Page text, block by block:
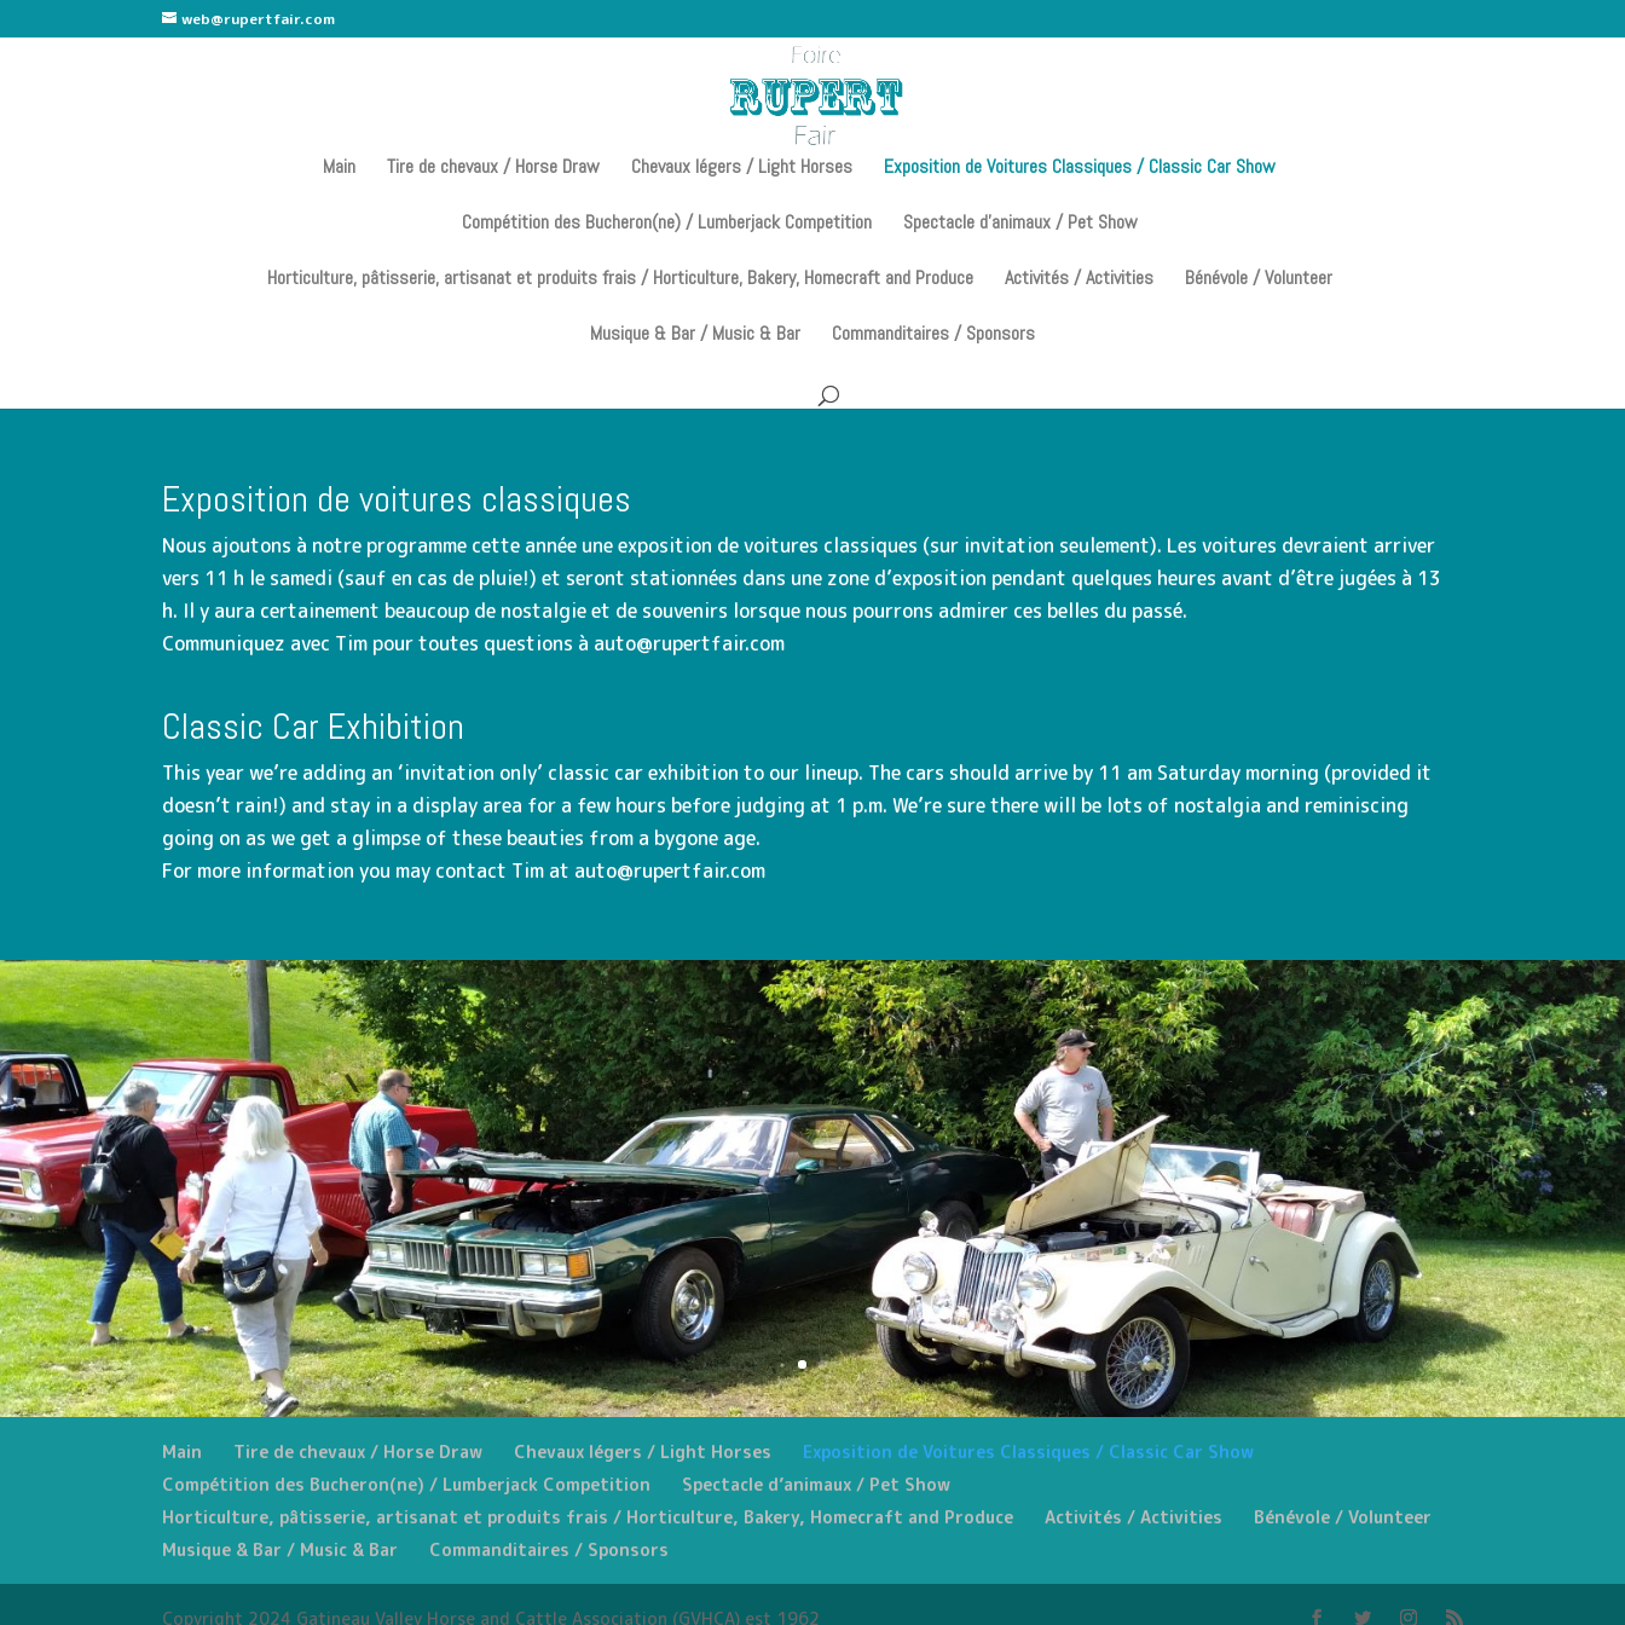
web@rupertfair.com
Main Tire de chevaux / Horse Draw Chevaux légers / Light Horses Exposition de Voitures Classiques / Classic Car Show
Compétition des Bucheron(ne) / Lumberjack Competition Spectacle d’animaux / Pet Show
Horticulture, pâtisserie, artisanat et produits frais / Horticulture, Bakery, Homecraft and Produce Activités / Activities Bénévole / Volunteer
Musique & Bar / Music & Bar Commanditaires / Sponsors
Exposition de voitures classiques
Nous ajoutons à notre programme cette année une exposition de voitures classiques (sur invitation seulement). Les voitures devraient arriver
vers 11 h le samedi (sauf en cas de pluie!) et seront stationnées dans une zone d’exposition pendant quelques heures avant d’être jugées à 13
h. Il y aura certainement beaucoup de nostalgie et de souvenirs lorsque nous pourrons admirer ces belles du passé.
Communiquez avec Tim pour toutes questions à auto@rupertfair.com
Classic Car Exhibition
This year we’re adding an ‘invitation only’ classic car exhibition to our lineup. The cars should arrive by 11 am Saturday morning (provided it
doesn’t rain!) and stay in a display area for a few hours before judging at 1 p.m. We’re sure there will be lots of nostalgia and reminiscing
going on as we get a glimpse of these beauties from a bygone age.
For more information you may contact Tim at auto@rupertfair.com
Main Tire de chevaux / Horse Draw Chevaux légers / Light Horses
Exposition de Voitures Classiques / Classic Car Show
Compétition des Bucheron(ne) / Lumberjack Competition
Spectacle d’animaux / Pet Show
Horticulture, pâtisserie, artisanat et produits frais / Horticulture, Bakery, Homecraft and Produce
Activités / Activities
Bénévole / Volunteer
Musique & Bar / Music & Bar
Commanditaires / Sponsors
Copyright 2024 Gatineau Valley Horse and Cattle Association (GVHCA) est 1962